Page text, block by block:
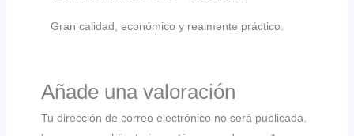
Gran calidad, económico y realmente práctico.
Añade una valoración
Tu dirección de correo electrónico no será publicada.